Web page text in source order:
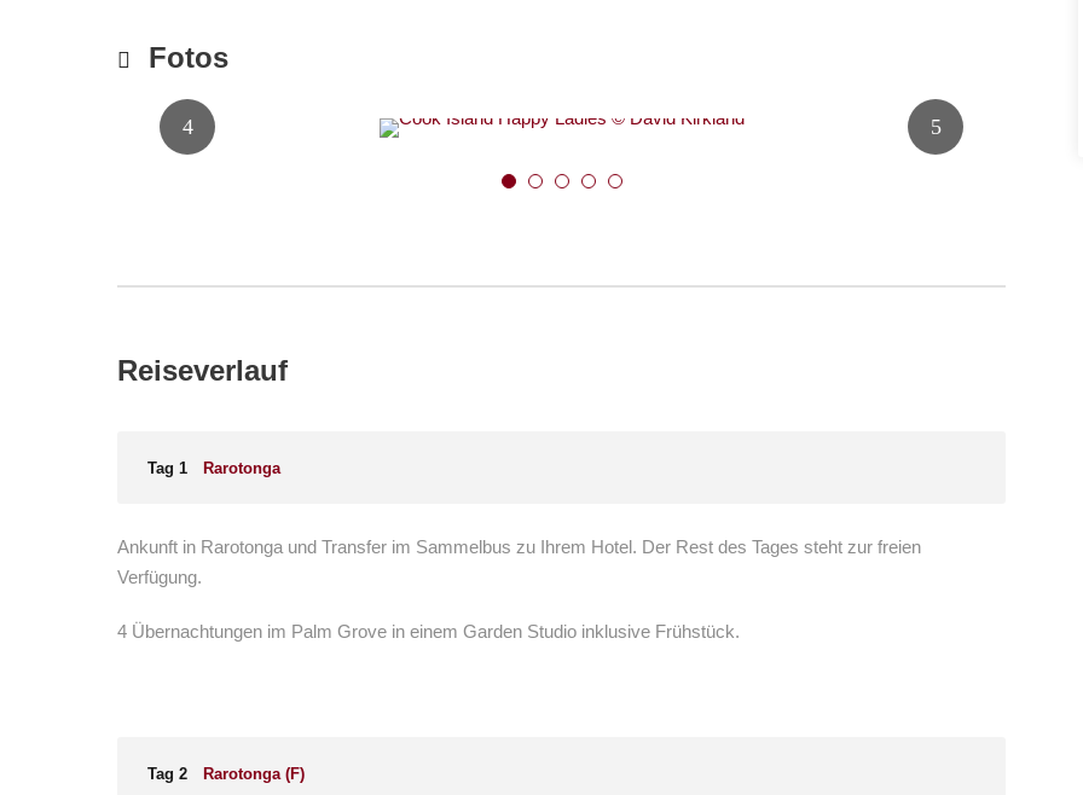
Fotos
Reiseverlauf
Tag 1 Rarotonga
Ankunft in Rarotonga und Transfer im Sammelbus zu Ihrem Hotel. Der Rest des Tages steht zur freien
Verfügung.
4 Übernachtungen im Palm Grove in einem Garden Studio inklusive Frühstück.
Tag 2 Rarotonga (F)